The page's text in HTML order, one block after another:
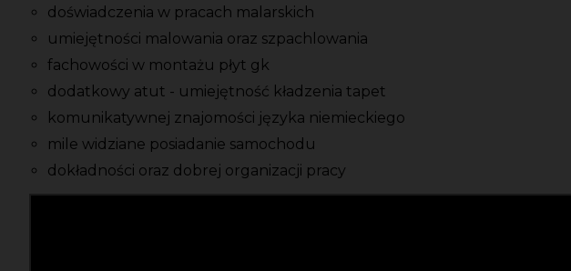
doświadczenia w pracach malarskich
umiejętności malowania oraz szpachlowania
fachowości w montażu płyt gk
dodatkowy atut - umiejętność kładzenia tapet
komunikatywnej znajomości języka niemieckiego
mile widziane posiadanie samochodu
dokładności oraz dobrej organizacji pracy